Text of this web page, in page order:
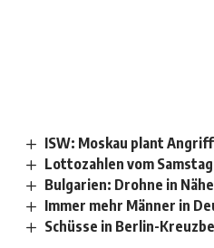
ISW: Moskau plant
Lottozahlen vom
Bulgarien: Drohne in
Immer mehr Männer in
Schüsse in Berlin-